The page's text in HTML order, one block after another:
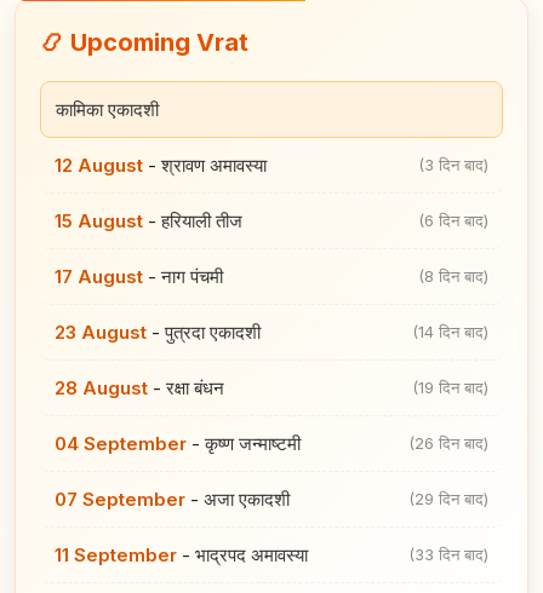
📿 Upcoming Vrat
कामिका एकादशी
12 August -श्रावण अमावस्या (3 दिन बाद)
15 August -हरियाली तीज (6 दिन बाद)
17 August -नाग पंचमी (8 दिन बाद)
23 August -पुत्रदा एकादशी (14 दिन बाद)
28 August -रक्षा बंधन (19 दिन बाद)
04 September -कृष्ण जन्माष्टमी (26 दिन बाद)
07 September - अजा एकादशी (29 दिन बाद)
11 September - भाद्रपद अमावस्या (33 दिन बाद)